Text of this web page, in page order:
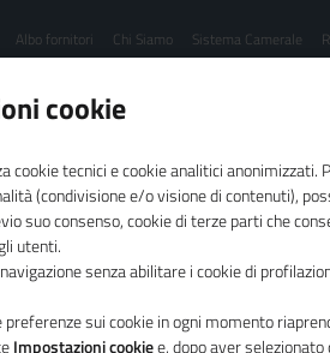
Albo fornitori Chi Siamo Sistema Camerale
Fratin al Comitato esecutivo di
cookie
cookie tecnici e cookie analitici anonimizzati.
(condivisione e/o visione di contenuti),
suo consenso, cookie di terze parti che
utenti.
senza abilitare i cookie di
preferenze sui cookie in ogni momento
Impostazioni cookiee, dopo aver